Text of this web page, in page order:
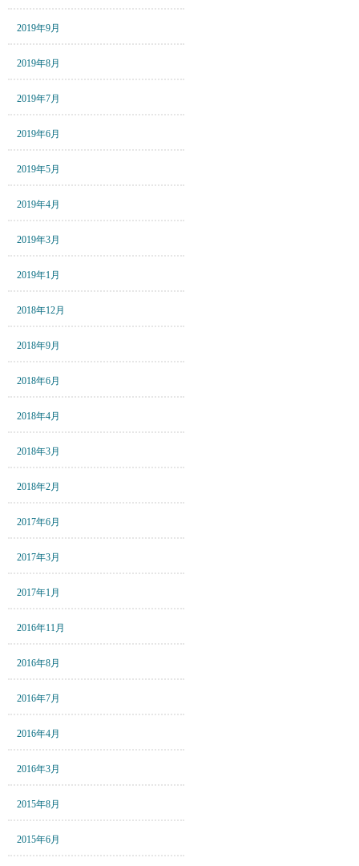
2019年9月
2019年8月
2019年7月
2019年6月
2019年5月
2019年4月
2019年3月
2019年1月
2018年12月
2018年9月
2018年6月
2018年4月
2018年3月
2018年2月
2017年6月
2017年3月
2017年1月
2016年11月
2016年8月
2016年7月
2016年4月
2016年3月
2015年8月
2015年6月